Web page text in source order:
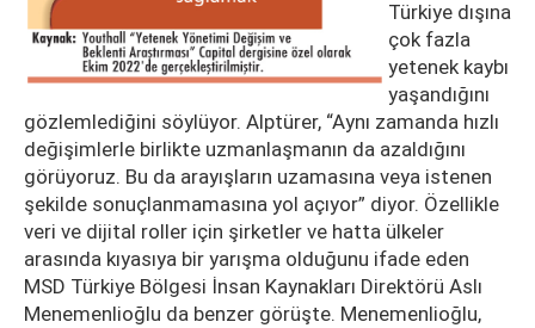
Türkiye dışına
çok fazla
yetenek kaybı
yaşandığını
gözlemlediğini söylüyor. Alptürer, “Aynı zamanda hızlı
değişimlerle birlikte uzmanlaşmanın da azaldığını
görüyoruz. Bu da arayışların uzamasına veya istenen
şekilde sonuçlanmamasına yol açıyor” diyor. Özellikle
veri ve dijital roller için şirketler ve hatta ülkeler
arasında kıyasıya bir yarışma olduğunu ifade eden
MSD Türkiye Bölgesi İnsan Kaynakları Direktörü Aslı
Menemenlioğlu da benzer görüşte. Menemenlioğlu,